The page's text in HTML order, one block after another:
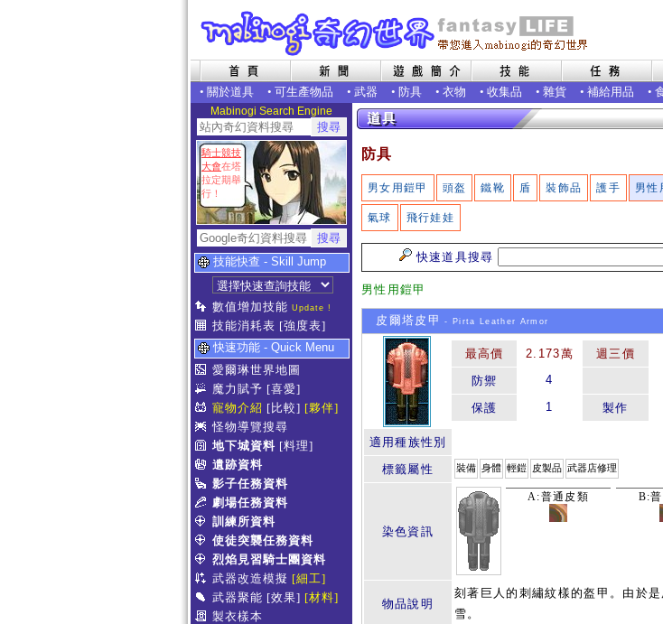
• 關於道具 • 可生產物品 • 武器 • 防具 • 衣物 • 收集品 • 雜貨 • 補給用品 •
Mabinogi Search Engine
騎士競技
大會在塔
拉定期舉
行！
技能快查 - Skill Jump
數值增加技能 Update !
技能消耗表 [強度表]
快速功能 - Quick Menu
愛爾琳世界地圖
魔力賦予 [喜愛]
寵物介紹 [比較] [夥伴]
怪物導覽搜尋
地下城資料 [料理]
遺跡資料
影子任務資料
劇場任務資料
訓練所資料
使徒突襲任務資料
烈焰見習騎士團資料
武器改造模擬 [細工]
武器聚能 [效果] [材料]
製衣樣本
防具
男女用鎧甲 頭盔 鐵靴 盾 裝飾品 護手 男性
氣球 飛行娃娃
快速道具搜尋
男性用鎧甲
皮爾塔皮甲 - Pirta Leather Armor
最高價 2.173萬 週三價
防禦
4
保護 1 製作
適用種族性別
標籤屬性 裝備 身體 輕鎧 皮製品 武器店修理
染色資訊
A:普通皮類 B:
物品說明
刻著巨人的刺繡紋樣的盔甲。由於
雪。